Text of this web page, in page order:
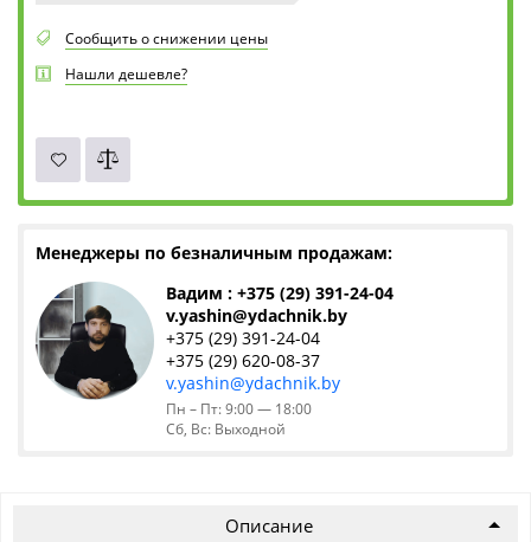
Сообщить о снижении цены
Нашли дешевле?
Менеджеры по безналичным продажам:
Вадим : +375 (29) 391-24-04
v.yashin@ydachnik.by
+375 (29) 391-24-04
+375 (29) 620-08-37
v.yashin@ydachnik.by
Пн – Пт: 9:00 — 18:00
Сб, Вс: Выходной
Описание